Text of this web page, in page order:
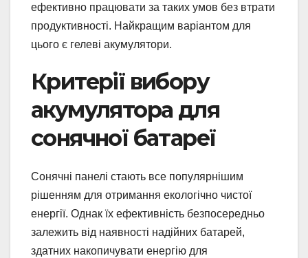
ефективно працювати за таких умов без втрати
продуктивності. Найкращим варіантом для
цього є гелеві акумулятори.
Критерії вибору
акумулятора для
сонячної батареї
Сонячні панелі стають все популярнішим
рішенням для отримання екологічно чистої
енергії. Однак їх ефективність безпосередньо
залежить від наявності надійних батарей,
здатних накопичувати енергію для